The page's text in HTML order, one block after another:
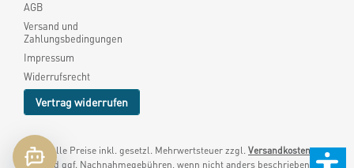
AGB
Versand und
Zahlungsbedingungen
Impressum
Widerrufsrecht
Vertrag widerrufen
* Alle Preise inkl. gesetzl. Mehrwertsteuer zzgl. Versandkosten
und ggf. Nachnahmegebühren, wenn nicht anders beschrieben.